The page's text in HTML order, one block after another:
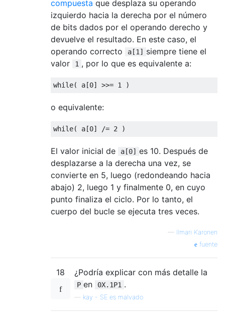
compuesta que desplaza su operando
izquierdo hacia la derecha por el número
de bits dados por el operando derecho y
devuelve el resultado. En este caso, el
operando correcto
a[1] siempre tiene el
valor
1 , por lo que es equivalente a:
while( a[0] >>= 1 )
o equivalente:
while( a[0] /= 2 )
El valor inicial de a[0] es 10. Después de
desplazarse a la derecha una vez, se
convierte en 5, luego (redondeando hacia
abajo) 2, luego 1 y finalmente 0, en cuyo
punto finaliza el ciclo. Por lo tanto, el
cuerpo del bucle se ejecuta tres veces.
— Ilmari Karonen
fuente
18 ¿Podría explicar con más detalle la
P en 0X.1P1 .
kay - SE es malvado